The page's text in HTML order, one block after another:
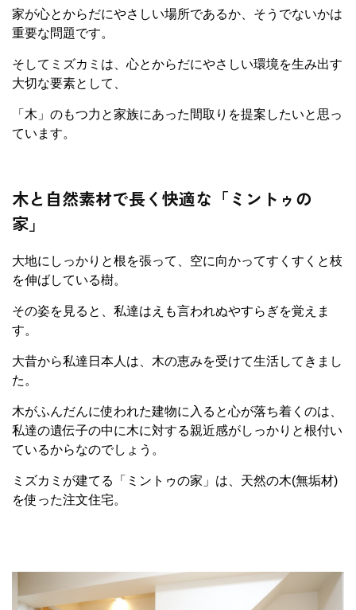
家が心とからだにやさしい場所であるか、そうでないかは
重要な問題です。
そしてミズカミは、心とからだにやさしい環境を生み出す
大切な要素として、
「木」のもつ力と家族にあった間取りを提案したいと思っ
ています。
木と自然素材で長く快適な「ミントゥの
家」
大地にしっかりと根を張って、空に向かってすくすくと枝
を伸ばしている樹。
その姿を見ると、私達はえも言われぬやすらぎを覚えま
す。
大昔から私達日本人は、木の恵みを受けて生活してきまし
た。
木がふんだんに使われた建物に入ると心が落ち着くのは、
私達の遺伝子の中に木に対する親近感がしっかりと根付い
ているからなのでしょう。
ミズカミが建てる「ミントゥの家」は、天然の木(無垢材)
を使った注文住宅。